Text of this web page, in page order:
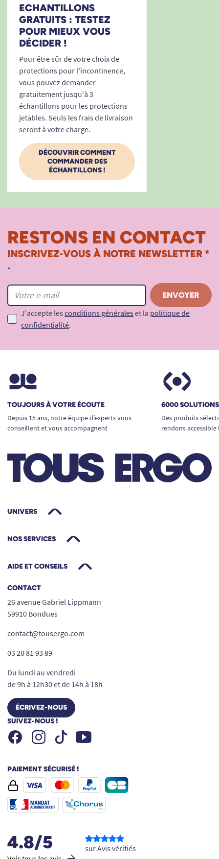
attaches Velcro repositionnables pour un
ajustement personnalisé.
Indicateur d’humidité
simplifié, éviter le stress et le risque
d'irritation lié à un port trop prolongé.
Discrétion totale
pas de bruit, reste invisible sous les
vêtements pour permettre à chacun de
mener une vie sociale et active sans
contraintes.
Paquet pratique de 30 unités
une gestion facilitée au quotidien des
Besoin de conseils ? Consultez notre guide
ECHANTILLONS
GRATUITS : TESTEZ
POUR MIEUX VOUS
DÉCIDER !
Pour être sûr de votre choix de
protections pour l'incontinence,
vous pouvez demander
gratuitement jusqu'à 3
échantillons pour les protections
jetables. Seuls les frais de livraison
seront à votre charge.
DÉCOUVRIR COMMENT
COMMANDER DES
ÉCHANTILLONS !
RESTONS EN CONTACT
INSCRIVEZ-VOUS À NOTRE NEWSLETTER *
*
J'accepte les conditions générales et la politique de
confidentialité.
TOUJOURS À VOTRE ÉCOUTE
Depuis 15 ans, notre équipe d’experts vous
conseillent et vous accompagnent
6000
Des produits
rendons
UNIVERS
NOS SERVICES
AIDE ET CONSEILS
CONTACT
26 avenue Gabriel Lippmann
59910 Bondues
contact@tousergo.com
03 20 81 93 89
Du lundi au vendredi
de 9h à 12h30 et de 14h à 18h
ÉCRIVEZ-NOUS
SUIVEZ-NOUS !
FacebookInstagramTiktok Youtube
PAIEMENT SÉCURISÉ !
4.8/5 sur Avis vérifiés